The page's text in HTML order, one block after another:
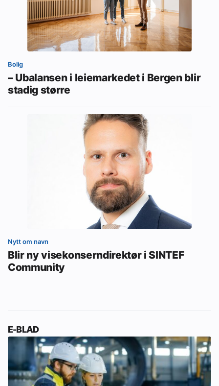
Bolig
– Ubalansen i leiemarkedet i Bergen blir
stadig større
Nytt om navn
Blir ny visekonserndirektør i SINTEF
Community
E-BLAD